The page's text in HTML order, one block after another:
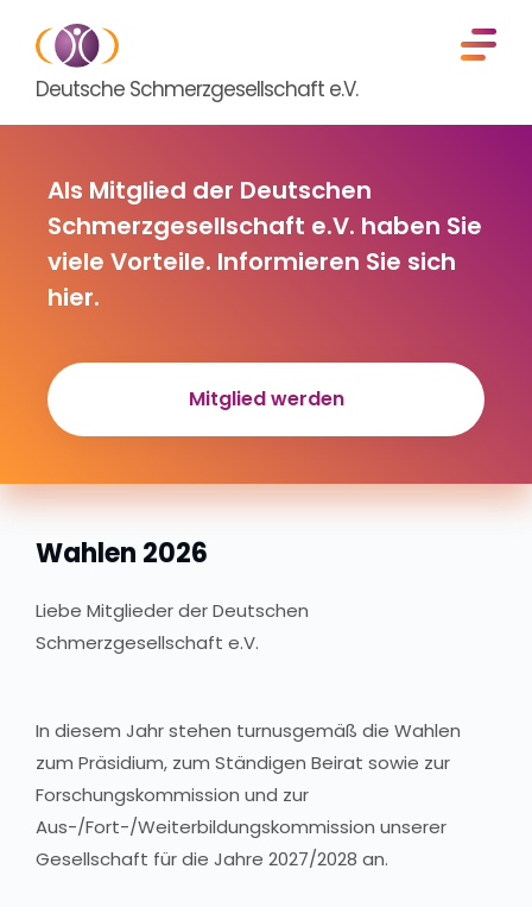
Deutsche Schmerzgesellschaft e.V.
Als Mitglied der Deutschen
Schmerzgesellschaft e.V. haben Sie
viele Vorteile. Informieren Sie sich
hier.
Mitglied werden
Wahlen 2026
Liebe Mitglieder der Deutschen
Schmerzgesellschaft e.V.
In diesem Jahr stehen turnusgemäß die Wahlen
zum Präsidium, zum Ständigen Beirat sowie zur
Forschungskommission und zur
Aus-/Fort-/Weiterbildungskommission unserer
Gesellschaft für die Jahre 2027/2028 an.